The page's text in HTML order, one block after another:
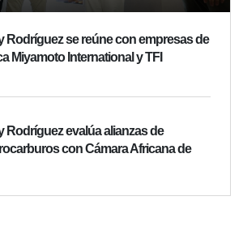
Rodríguez se reúne con empresas de
Miyamoto International y TFI
Rodríguez evalúa alianzas de
con Cámara Africana de